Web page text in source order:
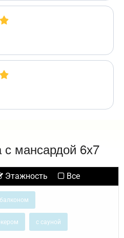
мансардой 6х7
Этажность Все
с сауной